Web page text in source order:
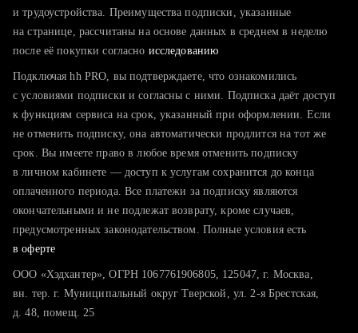
тратите много времени на поиск и вручную поднимаете
хотите сравнить себя с конкурентами и оценить шансы
и трудоустройства. Преимущества подписки, указанные
на странице, рассчитаны на основе данных в среднем в неделю
после её покупки согласно исследованию
Подключая hh PRO, вы подтверждаете, что ознакомились
с условиями подписки и согласны с ними. Подписка даёт доступ
к функциям сервиса на срок, указанный при оформлении. Если
не отменить подписку, она автоматически продлится на тот же
срок. Вы имеете право в любое время отменить подписку
в личном кабинете — доступ к услугам сохранится до конца
оплаченного периода. Все платежи за подписку являются
окончательными и не подлежат возврату, кроме случаев,
предусмотренных законодательством. Полные условия есть
в оферте
ООО «Хэдхантер», ОГРН 1067761906805, 125047, г. Москва,
вн. тер. г. Муниципальный округ Тверской, ул. 2-я Брестская,
д. 48, помещ. 25